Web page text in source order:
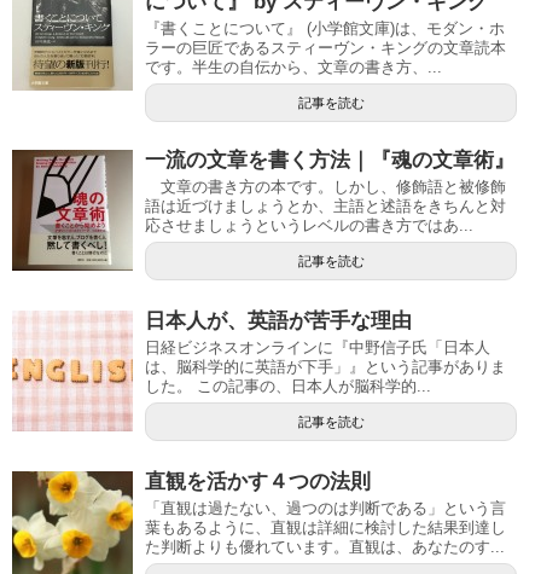
『書くことについて』 (小学館文庫)は、モダン・ホ
ラーの巨匠であるスティーヴン・キングの文章読本
です。半生の自伝から、文章の書き方、...
記事を読む
一流の文章を書く方法｜『魂の文章術』
文章の書き方の本です。しかし、修飾語と被修飾
語は近づけましょうとか、主語と述語をきちんと対
応させましょうというレベルの書き方ではあ...
記事を読む
日本人が、英語が苦手な理由
日経ビジネスオンラインに『中野信子氏「日本人
は、脳科学的に英語が下手」』という記事がありま
した。 この記事の、日本人が脳科学的...
記事を読む
直観を活かす４つの法則
「直観は過たない、過つのは判断である」という言
葉もあるように、直観は詳細に検討した結果到達し
た判断よりも優れています。直観は、あなたのす...